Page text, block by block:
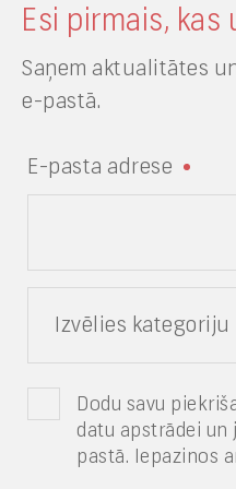
Esi pirmais, kas
Saņem aktualitātes
e-pastā.
E-pasta adrese
Izvēlies kategoriju
Dodu savu
datu apstrādei un
pastā. Iepazinos